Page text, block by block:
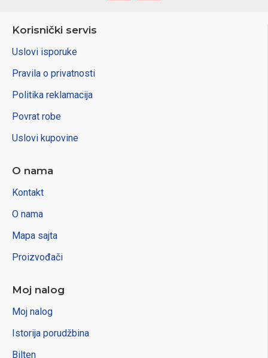
Korisnički servis
Uslovi isporuke
Pravila o privatnosti
Politika reklamacija
Povrat robe
Uslovi kupovine
O nama
Kontakt
O nama
Mapa sajta
Proizvođači
Moj nalog
Moj nalog
Istorija porudžbina
Bilten